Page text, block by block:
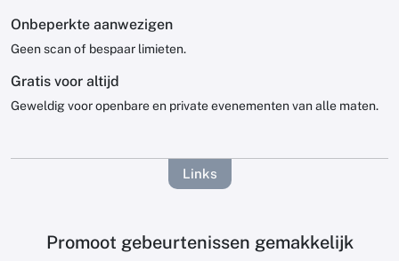
Onbeperkte aanwezigen
Geen scan of bespaar limieten.
Gratis voor altijd
Geweldig voor openbare en private evenementen van alle maten.
Links
Promoot gebeurtenissen gemakkelijk